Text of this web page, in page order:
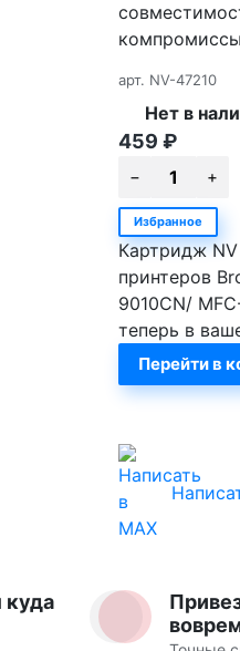
арт. NV-47210
Нет в
459 ₽
Избранное
Картридж
принтеров
9010CN/
теперь в
Перейти в
куда